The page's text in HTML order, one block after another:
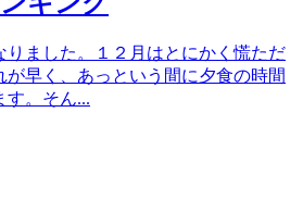
りました。１２月はとにかく慌ただ
が早く、あっという間に夕食の時間
す。そん...